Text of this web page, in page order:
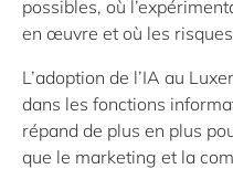
possibles, où
en œuvre et où les
L’adoption de l’IA au
dans les fonctions
répand de plus en plus
que le marketing et la